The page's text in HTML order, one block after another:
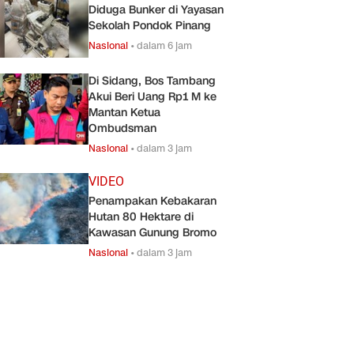
Diduga Bunker di Yayasan
Sekolah Pondok Pinang
Nasional •dalam 6 jam
Di Sidang, Bos Tambang
Akui Beri Uang Rp1 M ke
Mantan Ketua
Ombudsman
Nasional •dalam 3 jam
VIDEO
Penampakan Kebakaran
Hutan 80 Hektare di
Kawasan Gunung Bromo
Nasional •dalam 3 jam